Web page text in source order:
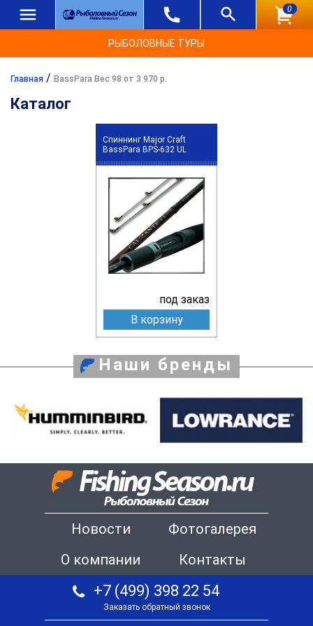
0
РЫБОЛОВНЫЕ ТУРЫ
Главная / BassPara Вес 98 от 3 970 р.
Каталог
Спиннинг Major Craft
BassPara BPS-632 UL
под заказ
В корзину
Наши бренды
Новости
Фотогалерея
О компании
Контакты
+7 (499) 398 22 54
Заказать обратный звонок